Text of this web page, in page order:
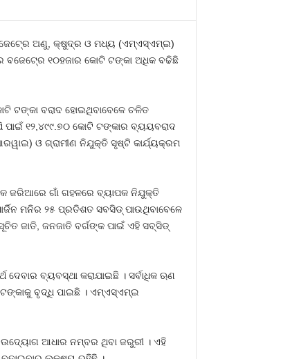
ଅଣୁ, କ୍ଷୁଦ୍ର ଓ ମଧ୍ୟ (ଏମ୍‍ଏସ୍‍ଏମ୍‍ଇ)
ବଜେଟ୍‍ରେ ୧୦ହଜାର କୋଟି ଟଙ୍କା ଅଧିକ ବଢିଛି
ଟଙ୍କା ବରାଦ ହୋଇଥିବାବେଳେ ଚଳିତ
୧୨,୪୯୯.୭୦ କୋଟି ଟଙ୍କାର ବ୍ୟୟବରାଦ
ଓ ଗ୍ରାମୀଣ ନିଯୁକ୍ତି ସୃଷ୍ଟି କାର୍ଯ୍ୟକ୍ରମ
ଜରିଆରେ ଗାଁ ଗହଳରେ ବ୍ୟାପକ ନିଯୁକ୍ତି
ମନିର ୨୫ ପ୍ରତିଶତ ସବସିଡ୍‍ ପାଉଥିବାବେଳେ
ଜାତି, ଜନଜାତି ବର୍ଗଙ୍କ ପାଇଁ ଏହି ସବ୍‍ସିଡ୍‍
ବ୍ୟବସ୍ଥା କରାଯାଇଛି । ସର୍ବାଧିକ ଋଣ
ବୃଦ୍ଧି ପାଇଛି । ଏମ୍‍ଏସ୍‍ଏମ୍‍ଇ
ଉଦ୍ୟୋଗ ଆଧାର ନମ୍ବର ଥିବା ଜରୁରୀ । ଏହି